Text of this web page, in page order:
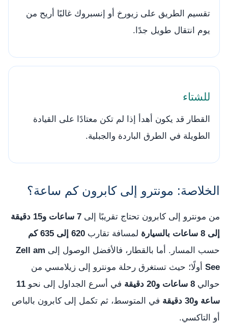
تقسيم الطريق على زيورخ أو إنسبروك غالبًا أريح من
يوم انتقال طويل جدًا.
للشتاء
القطار قد يكون أهدأ إذا لم تكن معتادًا على القيادة
الطويلة في الطرق الباردة والجبلية.
الخلاصة: مونترو إلى كابرون كم ساعة؟
من مونترو إلى كابرون تحتاج تقريبًا إلى
7 ساعات و15 دقيقة
إلى 8 ساعات بالسيارة
لمسافة تقارب 620 إلى 635 كم
حسب المسار. أما بالقطار، فالأفضل الوصول إلى Zell am
See أولًا؛ حيث تستغرق رحلة مونترو إلى زيلامسي من
حوالي 8 ساعات و20 دقيقة في أسرع الجداول إلى نحو 11
ساعة و30 دقيقة
في المتوسط، ثم تكمل إلى كابرون بالباص
أو التاكسي.